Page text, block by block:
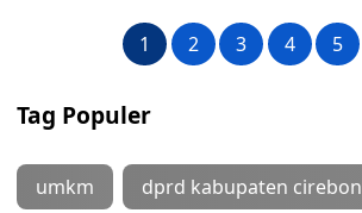
1 2 3 4 5
Tag Populer
umkm dprd kabupaten cirebon